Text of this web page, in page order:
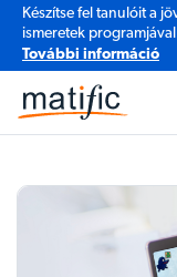
Készítse fel tanulóit a
ismeretek
További információ